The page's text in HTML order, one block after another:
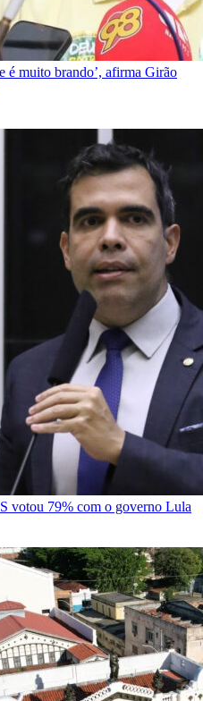
é muito brando’, afirma Girão
votou 79% com o governo Lula